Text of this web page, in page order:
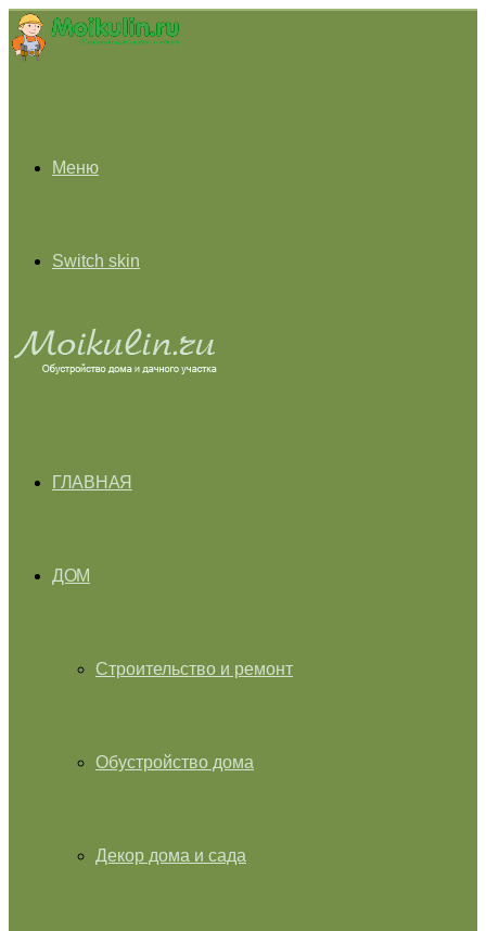
Меню
Switch skin
ГЛАВНАЯ
ДОМ
Строительство и ремонт
Обустройство дома
Декор дома и сада